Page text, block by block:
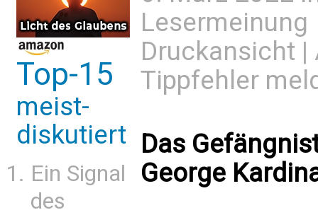
Top-15
meist-
diskutiert
Ein Signal
des
Lesermeinung
Druckansicht |
Tippfehler
Das
George